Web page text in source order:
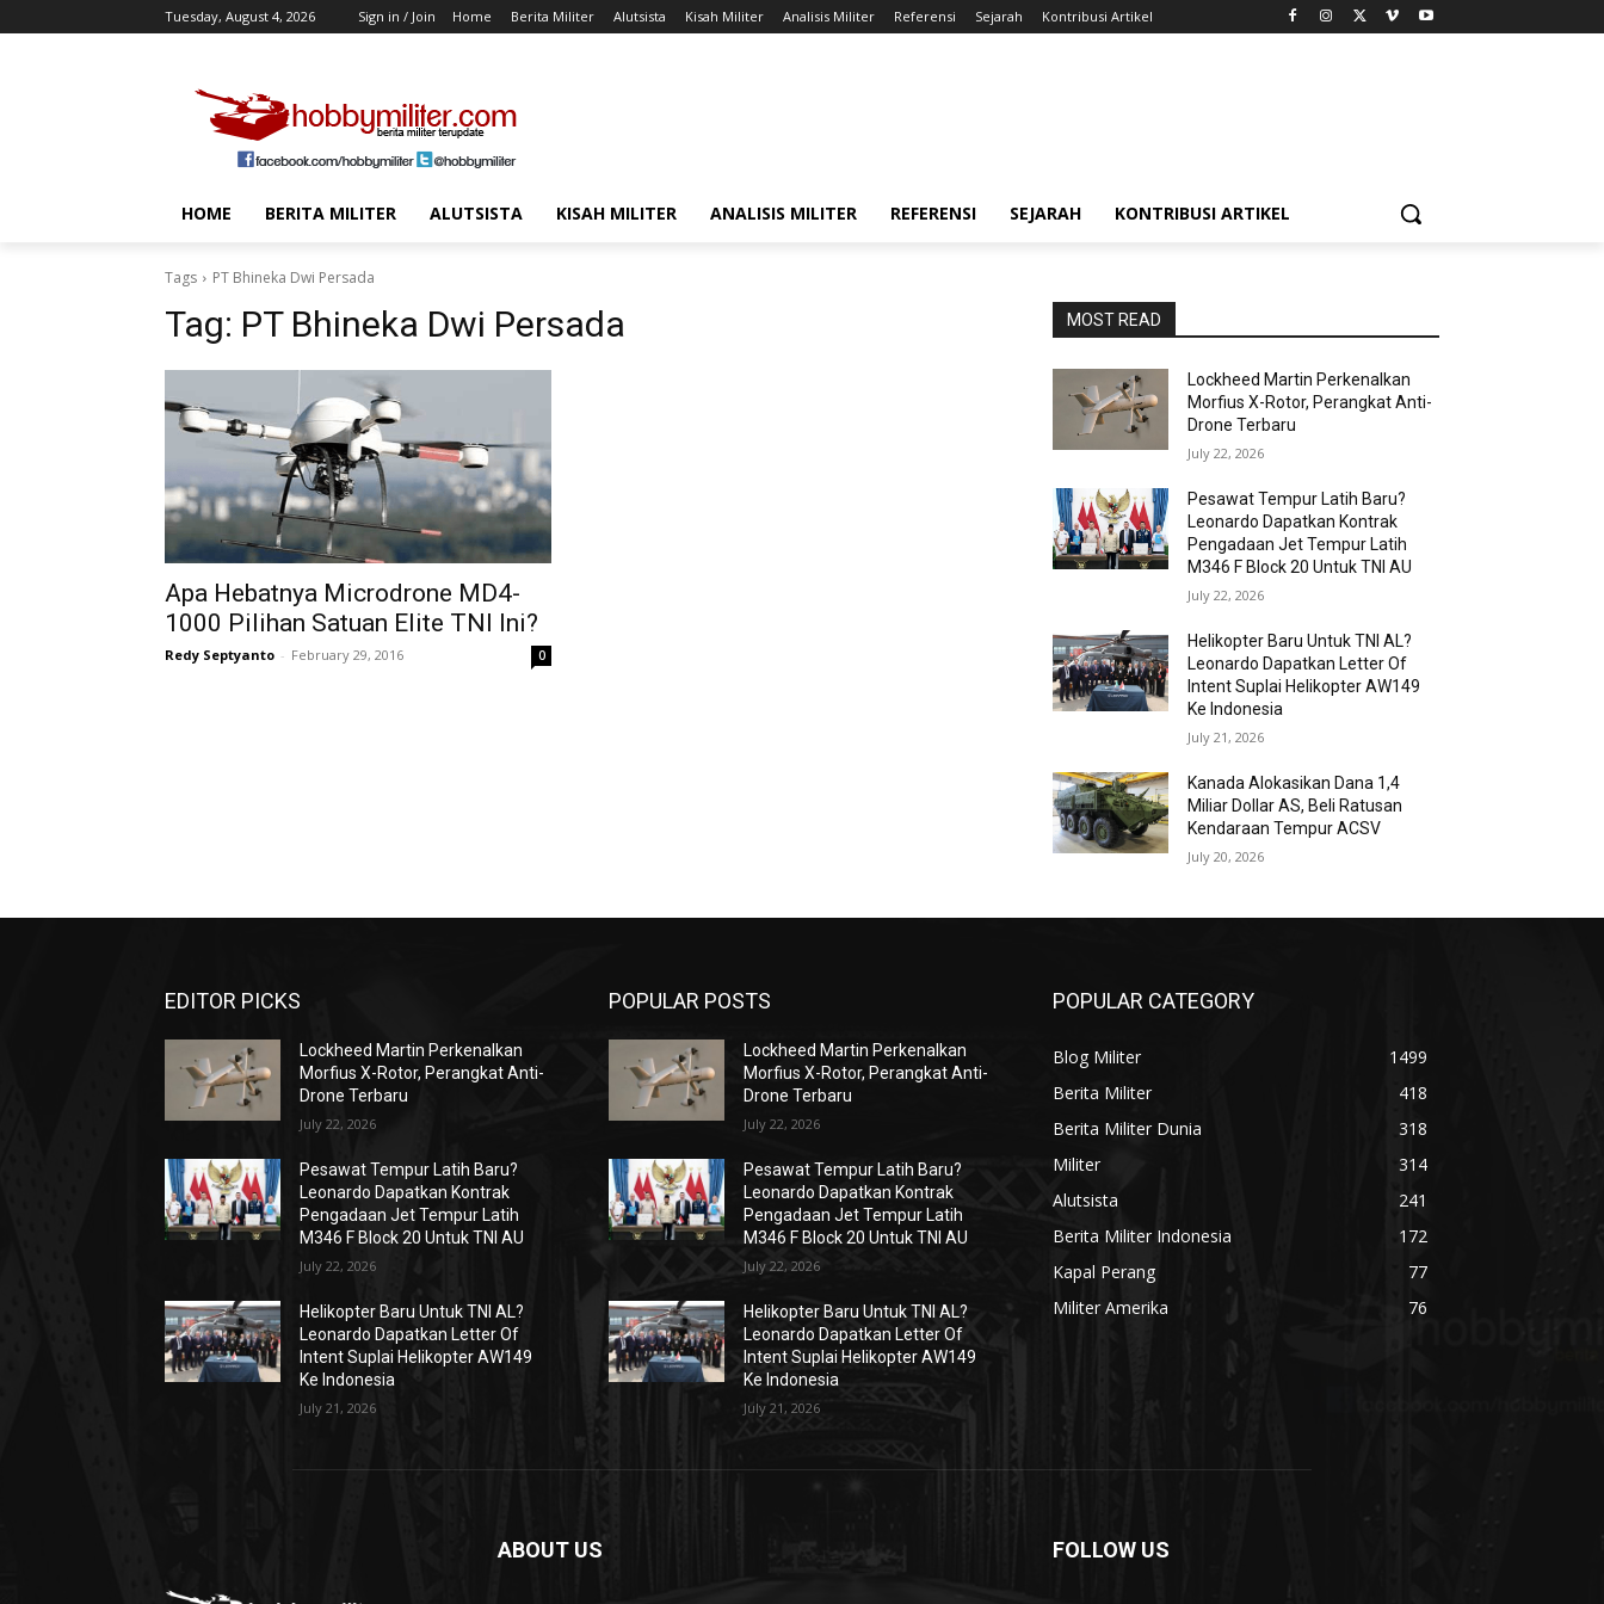
Tuesday, August 4, 2026 Sign in / Join Home Berita Militer Alutsista Kisah Militer Analisis Militer Referensi Sejarah Kontribusi Artikel
HOME BERITA MILITER ALUTSISTA KISAH MILITER ANALISIS MILITER REFERENSI SEJARAH KONTRIBUSI ARTIKEL
Tags PT Bhineka Dwi Persada
Tag: PT Bhineka Dwi Persada
Apa Hebatnya Microdrone MD4-
1000 Pilihan Satuan Elite TNI Ini?
Redy Septyanto - February 29, 2016 0
MOST READ
Lockheed Martin Perkenalkan
Morfius X-Rotor, Perangkat Anti-
Drone Terbaru
July 22, 2026
Pesawat Tempur Latih Baru?
Leonardo Dapatkan Kontrak
Pengadaan Jet Tempur Latih
M346 F Block 20 Untuk TNI AU
July 22, 2026
Helikopter Baru Untuk TNI AL?
Leonardo Dapatkan Letter Of
Intent Suplai Helikopter AW149
Ke Indonesia
July 21, 2026
Kanada Alokasikan Dana 1,4
Miliar Dollar AS, Beli Ratusan
Kendaraan Tempur ACSV
July 20, 2026
EDITOR PICKS
Lockheed Martin Perkenalkan
Morfius X-Rotor, Perangkat Anti-
Drone Terbaru
July 22, 2026
Pesawat Tempur Latih Baru?
Leonardo Dapatkan Kontrak
Pengadaan Jet Tempur Latih
M346 F Block 20 Untuk TNI AU
July 22, 2026
Helikopter Baru Untuk TNI AL?
Leonardo Dapatkan Letter Of
Intent Suplai Helikopter AW149
Ke Indonesia
July 21, 2026
POPULAR POSTS
Lockheed Martin Perkenalkan
Morfius X-Rotor, Perangkat Anti-
Drone Terbaru
July 22, 2026
Pesawat Tempur Latih Baru?
Leonardo Dapatkan Kontrak
Pengadaan Jet Tempur Latih
M346 F Block 20 Untuk TNI AU
July 22, 2026
Helikopter Baru Untuk TNI AL?
Leonardo Dapatkan Letter Of
Intent Suplai Helikopter AW149
Ke Indonesia
July 21, 2026
POPULAR CATEGORY
Blog Militer
1499
Berita Militer
418
Berita Militer Dunia
318
Militer
314
Alutsista
241
Berita Militer Indonesia
172
Kapal Perang
77
Militer Amerika
76
ABOUT US FOLLOW US